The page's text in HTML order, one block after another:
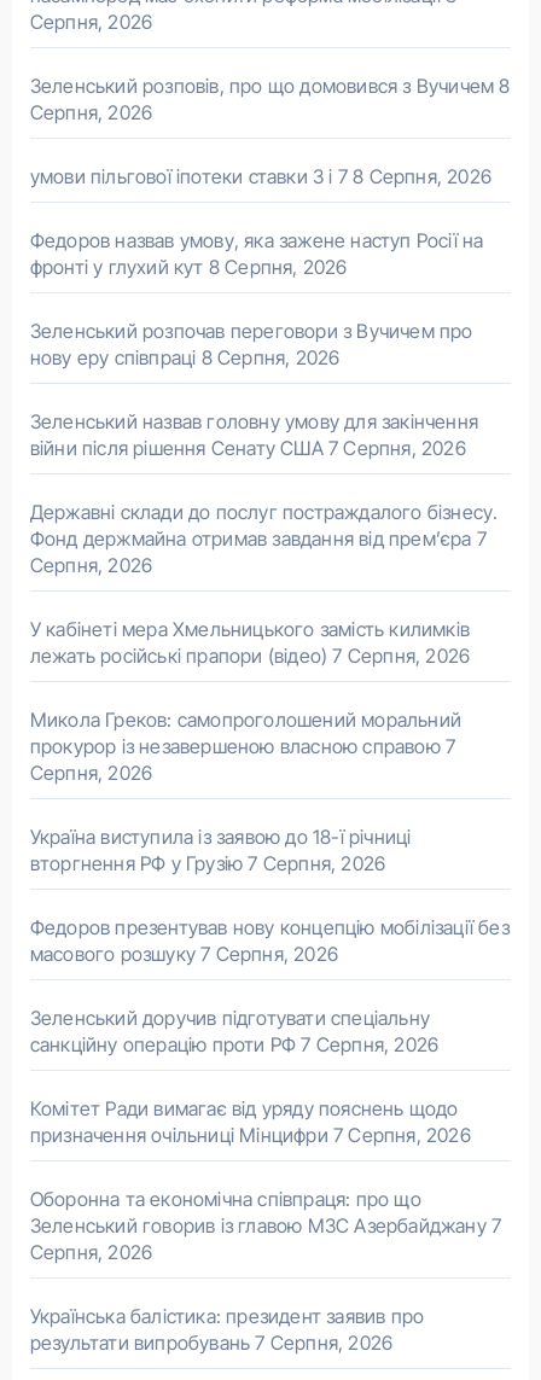
Серпня, 2026
Зеленський розповів, про що домовився з Вучичем 8
Серпня, 2026
умови пільгової іпотеки ставки 3 і 7 8 Серпня, 2026
Федоров назвав умову, яка зажене наступ Росії на
фронті у глухий кут 8 Серпня, 2026
Зеленський розпочав переговори з Вучичем про
нову еру співпраці 8 Серпня, 2026
Зеленський назвав головну умову для закінчення
війни після рішення Сенату США 7 Серпня, 2026
Державні склади до послуг постраждалого бізнесу.
Фонд держмайна отримав завдання від прем’єра 7
Серпня, 2026
У кабінеті мера Хмельницького замість килимків
лежать російські прапори (відео) 7 Серпня, 2026
Микола Греков: самопроголошений моральний
прокурор із незавершеною власною справою 7
Серпня, 2026
Україна виступила із заявою до 18-ї річниці
вторгнення РФ у Грузію 7 Серпня, 2026
Федоров презентував нову концепцію мобілізації без
масового розшуку 7 Серпня, 2026
Зеленський доручив підготувати спеціальну
санкційну операцію проти РФ 7 Серпня, 2026
Комітет Ради вимагає від уряду пояснень щодо
призначення очільниці Мінцифри 7 Серпня, 2026
Оборонна та економічна співпраця: про що
Зеленський говорив із главою МЗС Азербайджану 7
Серпня, 2026
Українська балістика: президент заявив про
результати випробувань 7 Серпня, 2026